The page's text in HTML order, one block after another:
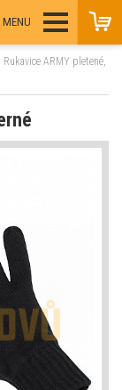
MENU
Rukavice ARMY pletené,